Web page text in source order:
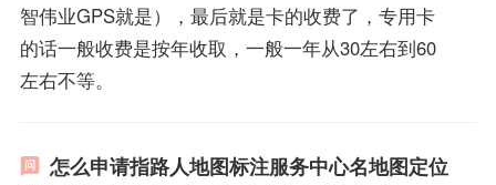
智伟业GPS就是），最后就是卡的收费了，专用卡
的话一般收费是按年收取，一般一年从30左右到60
左右不等。
怎么申请指路人地图标注服务中心名地图定位